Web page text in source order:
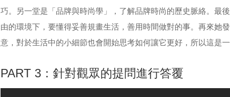
巧。另一堂是「品牌與時尚學」，了解品牌時尚的歷史脈絡。最
由的環境下，要懂得妥善規畫生活，善用時間做對的事。再來她
意，對於生活中的小細節也會開始思考如何讓它更好，所以這是
PART 3：針對觀眾的提問進行答覆